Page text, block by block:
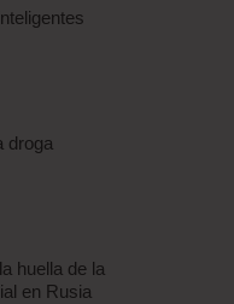
droga
huella de la
en Rusia